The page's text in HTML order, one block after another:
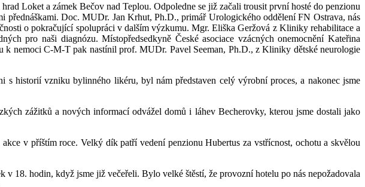
Loket a zámek Bečov nad Teplou. Odpoledne se již začali trousit první hosté do penzionu
přednáškami. Doc. MUDr. Jan Krhut, Ph.D., primář Urologického oddělení FN Ostrava, nás
o pokračující spolupráci v dalším výzkumu. Mgr. Eliška Geržová z Kliniky rehabilitace a
pro naši diagnózu. Místopředsedkyně České asociace vzácných onemocnění Kateřina
nemoci C-M-T pak nastínil prof. MUDr. Pavel Seeman, Ph.D., z Kliniky dětské neurologie
s historií vzniku bylinného likéru, byl nám představen celý výrobní proces, a nakonec jsme
zážitků a nových informací odvážel domů i láhev Becherovky, kterou jsme dostali jako
v příštím roce. Velký dík patří vedení penzionu Hubertus za vstřícnost, ochotu a skvělou
18. hodin, když jsme již večeřeli. Bylo velké štěstí, že provozní hotelu po nás nepožadovala